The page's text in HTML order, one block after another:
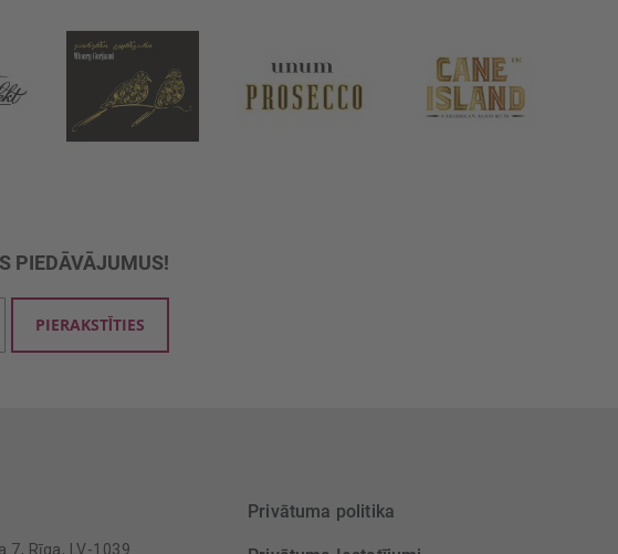
PIEDĀVĀJUMUS!
PIERAKSTĪTIES
7, Rīga, LV-1039
Privātuma politika